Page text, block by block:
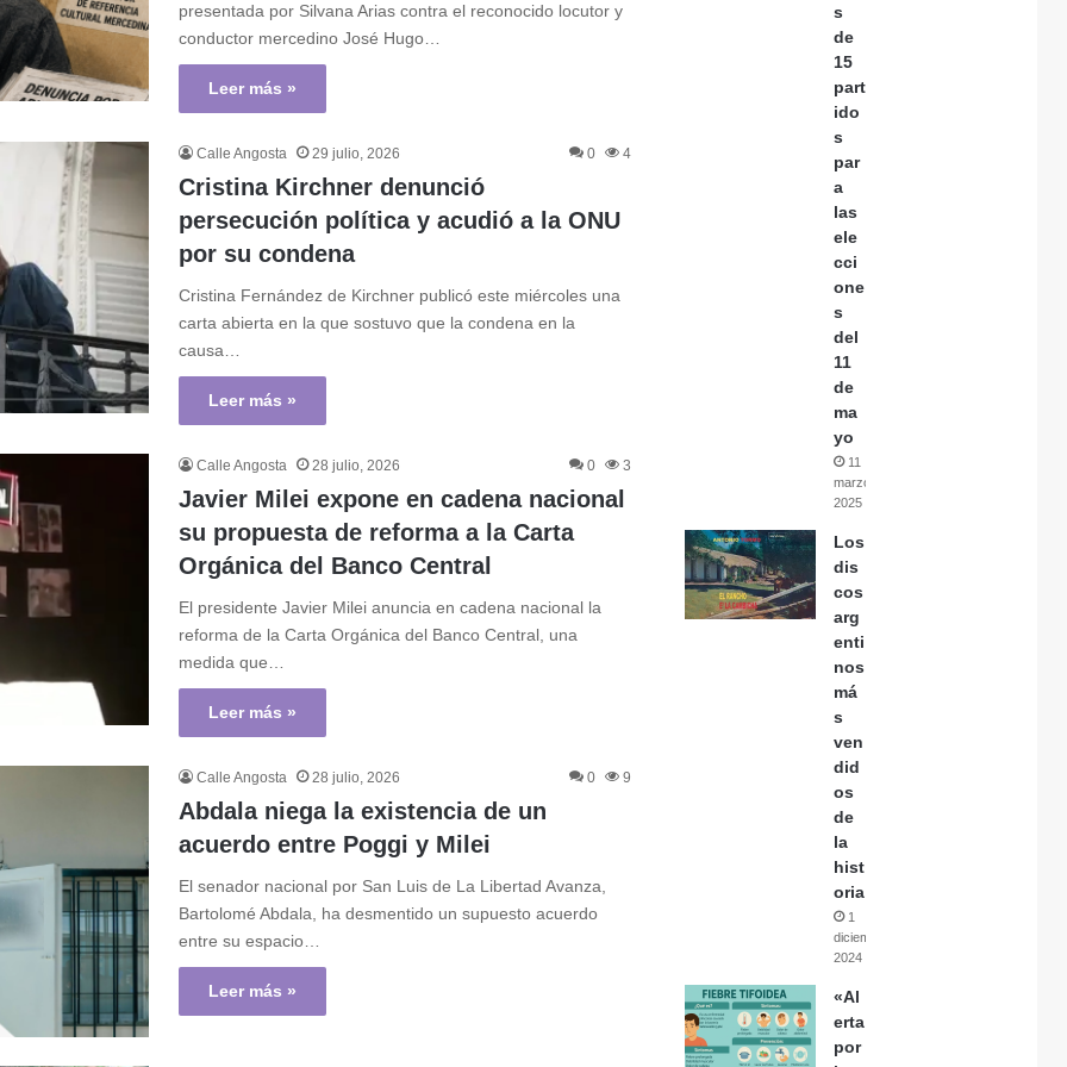
presentada por Silvana Arias contra el reconocido locutor y
conductor mercedino José Hugo…
Leer más »
Calle Angosta 29 julio, 2026 0 4
Cristina Kirchner denunció
persecución política y acudió a la ONU
por su condena
Cristina Fernández de Kirchner publicó este miércoles una
carta abierta en la que sostuvo que la condena en la
causa…
Leer más »
Calle Angosta 28 julio, 2026 0 3
Javier Milei expone en cadena nacional
su propuesta de reforma a la Carta
Orgánica del Banco Central
El presidente Javier Milei anuncia en cadena nacional la
reforma de la Carta Orgánica del Banco Central, una
medida que…
Leer más »
Calle Angosta 28 julio, 2026 0 9
Abdala niega la existencia de un
acuerdo entre Poggi y Milei
El senador nacional por San Luis de La Libertad Avanza,
Bartolomé Abdala, ha desmentido un supuesto acuerdo
entre su espacio…
Leer más »
s
de
15
part
ido
s
par
a
las
ele
cci
one
s
del
11
de
ma
yo
11
marzo,
2025
Los
dis
cos
arg
enti
nos
má
s
ven
did
os
de
la
hist
oria
1
diciembre,
2024
«Al
erta
por